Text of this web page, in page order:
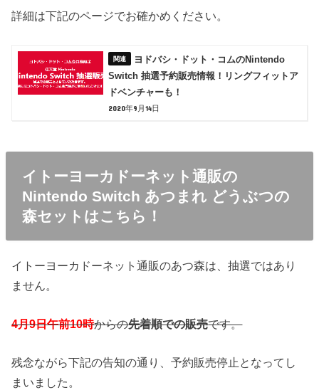
詳細は下記のページでお確かめください。
ヨドバシ・ドット・コムのNintendo
Switch 抽選予約販売情報！リングフィットア
ドベンチャーも！
2020年9月14日
イトーヨーカドーネット通販の
Nintendo Switch あつまれ どうぶつの
森セットはこちら！
イトーヨーカドーネット通販のあつ森は、抽選ではあり
ません。
4月9日午前10時からの先着順での販売です。
残念ながら下記の告知の通り、予約販売停止となってし
まいました。